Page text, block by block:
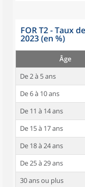
FOR T2 - Taux
2023 (en %)
Âge
De 2 à 5 ans
De 6 à 10 ans
De 11 à 14 ans
De 15 à 17 ans
De 18 à 24 ans
De 25 à 29 ans
30 ans ou plus